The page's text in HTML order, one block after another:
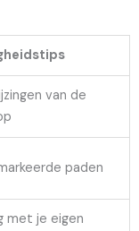
van de
paden
met je eigen